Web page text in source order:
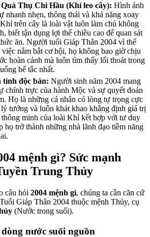
Thụ Chi Hầu (Khỉ leo cây): Hình ảnh
nhanh nhẹn, thông thái và khả năng xoay
trên cây là loài vật luôn làm chủ không
biết tận dụng lợi thế chiều cao để quan sát
ăn. Người tuổi Giáp Thân 2004 vì thế
nắm bắt cơ hội, họ không bao giờ chịu
hoàn cảnh mà luôn tìm thấy lối thoát trong
bế tắc nhất.
tính độc bản: Người sinh năm 2004 mang
chính trực của hành Mộc và sự quyết đoán
Họ là những cá nhân có lòng tự trọng cực
lý tưởng và luôn khát khao khẳng định giá trị
thông minh của loài Khỉ kết hợp với tư duy
họ trở thành những nhà lãnh đạo tiềm năng
mệnh gì? Sức mạnh
Trung Thủy
câu hỏi 2004 mệnh gì, chúng ta cần căn cứ
Giáp Thân 2004 thuộc mệnh Thủy, cụ
(Nước trong suối).
nước suối nguồn